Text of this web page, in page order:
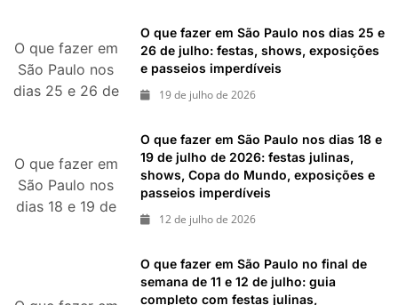
exposições,
parques e
passeios
O que fazer em
São Paulo nos
dias 25 e 26 de
exposições e
passeios
imperdíveis
O que fazer em São Paulo nos dias 25 e
26 de julho: festas, shows, exposições
e passeios imperdíveis
19 de julho de 2026
O que fazer em
São Paulo nos
dias 18 e 19 de
O que fazer em São Paulo nos dias 18 e
19 de julho de 2026: festas julinas,
shows, Copa do Mundo, exposições e
passeios imperdíveis
12 de julho de 2026
O que fazer em São Paulo no final de
semana de 11 e 12 de julho: guia
completo com festas julinas,